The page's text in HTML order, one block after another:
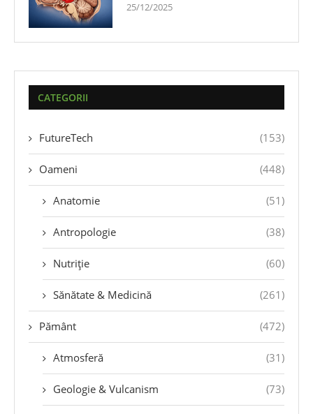
25/12/2025
CATEGORII
FutureTech (153)
Oameni (448)
Anatomie (51)
Antropologie (38)
Nutriție (60)
Sănătate & Medicină (261)
Pământ (472)
Atmosferă (31)
Geologie & Vulcanism (73)